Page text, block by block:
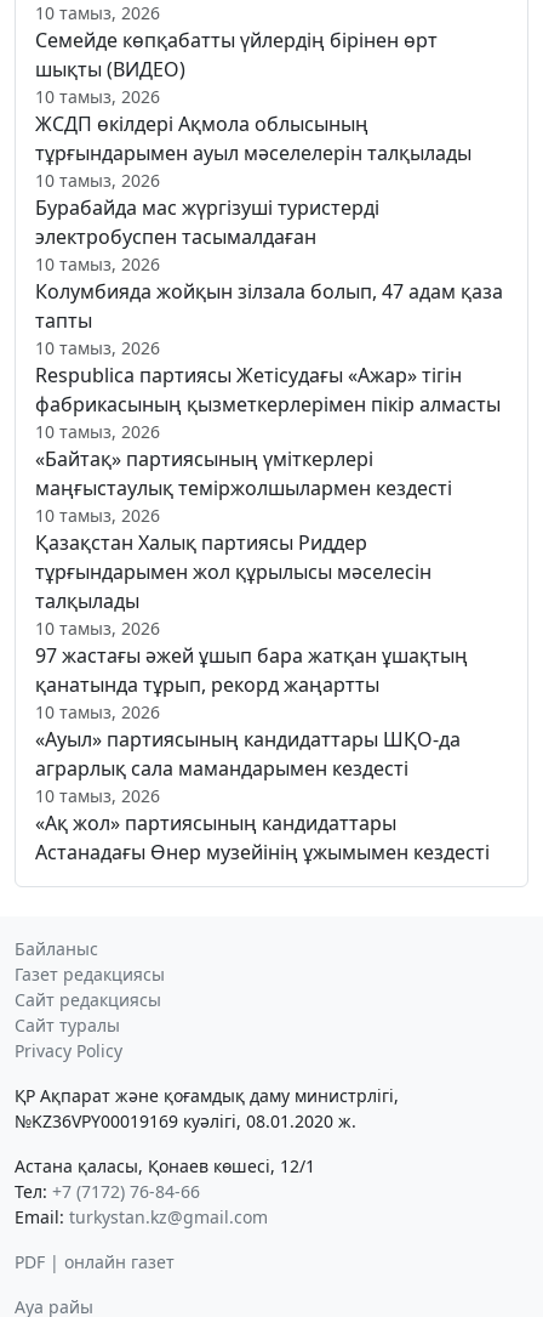
10 тамыз, 2026
Семейде көпқабатты үйлердің бірінен өрт
шықты (ВИДЕО)
10 тамыз, 2026
ЖСДП өкілдері Ақмола облысының
тұрғындарымен ауыл мәселелерін талқылады
10 тамыз, 2026
Бурабайда мас жүргізуші туристерді
электробуспен тасымалдаған
10 тамыз, 2026
Колумбияда жойқын зілзала болып, 47 адам қаза
тапты
10 тамыз, 2026
Respublica партиясы Жетісудағы «Ажар» тігін
фабрикасының қызметкерлерімен пікір алмасты
10 тамыз, 2026
«Байтақ» партиясының үміткерлері
маңғыстаулық теміржолшылармен кездесті
10 тамыз, 2026
Қазақстан Халық партиясы Риддер
тұрғындарымен жол құрылысы мәселесін
талқылады
10 тамыз, 2026
97 жастағы әжей ұшып бара жатқан ұшақтың
қанатында тұрып, рекорд жаңартты
10 тамыз, 2026
«Ауыл» партиясының кандидаттары ШҚО-да
аграрлық сала мамандарымен кездесті
10 тамыз, 2026
«Ақ жол» партиясының кандидаттары
Астанадағы Өнер музейінің ұжымымен кездесті
Байланыс
Газет редакциясы
Сайт редакциясы
Сайт туралы
Privacy Policy
ҚР Ақпарат және қоғамдық даму министрлігі,
№KZ36VPY00019169 куәлігі, 08.01.2020 ж.
Астана қаласы, Қонаев көшесі, 12/1
Тел: +7 (7172) 76-84-66
Email: turkystan.kz@gmail.com
PDF | онлайн газет
Ауа райы